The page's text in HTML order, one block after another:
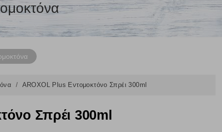
AROXOL Plus Εντομοκτόνο Σπρέι 300ml
Σπρέι 300ml